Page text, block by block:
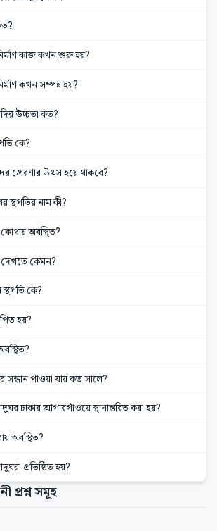
কাজ কখন শুরু হয়?
কখন সম্পন্ন হয়?
উচ্চতা কত?
কে?
প্রেরণার উৎস হয়ে থাকবে?
স্থপতির নাম কী?
অবস্থিত?
কেমন?
স্থপতি কে?
হয়?
সন্ধান পাওয়া যায় কত সালে?
ঢাকার আগারগাঁওয়ে স্থানান্তরিত করা হয়?
অবস্থিত?
প্রতিষ্ঠিত হয়?
প্রশ্ন সমূহ